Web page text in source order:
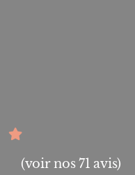
(voir nos 71 avis)